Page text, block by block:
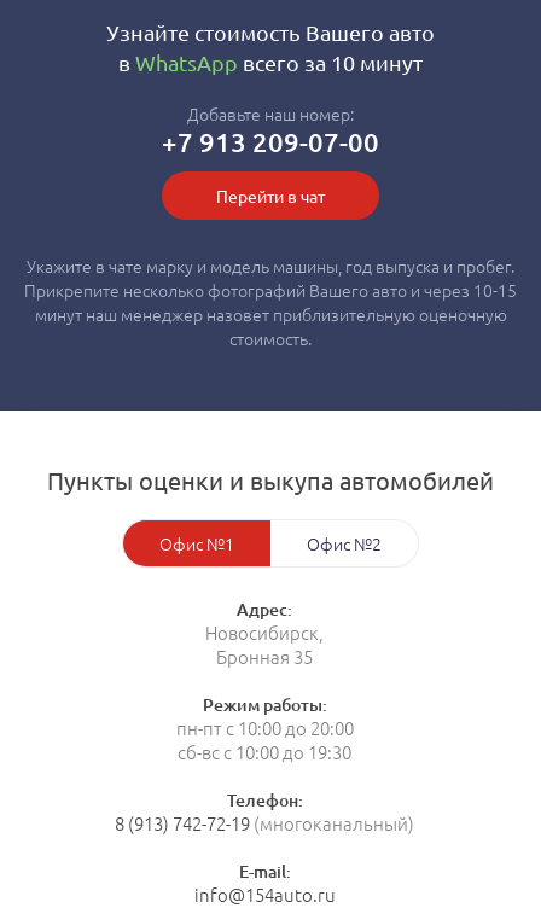
Узнайте стоимость Вашего авто
в WhatsApp всего за 10 минут
Добавьте наш номер:
+7 913 209-07-00
Перейти в чат
Укажите в чате марку и модель машины, год выпуска и пробег.
Прикрепите несколько фотографий Вашего авто и через 10-15
минут наш менеджер назовет приблизительную оценочную
стоимость.
Пункты оценки и выкупа автомобилей
Офис №1 Офис №2
Адрес:
Новосибирск,
Бронная 35
Режим работы:
пн-пт с 10:00 до 20:00
сб-вс с 10:00 до 19:30
Телефон:
8 (913) 742-72-19(многоканальный)
E-mail:
info@154auto.ru